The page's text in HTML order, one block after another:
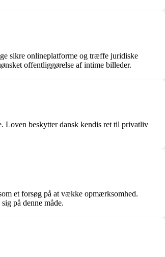
sikre onlineplatforme og træffe juridiske
offentliggørelse af intime billeder.
Loven beskytter dansk kendis ret til privatliv
et forsøg på at vække opmærksomhed.
på denne måde.